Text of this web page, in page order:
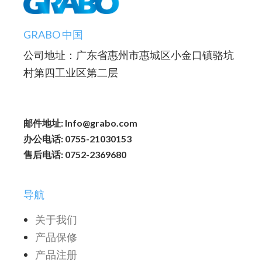
GRABO 中国
公司地址：广东省惠州市惠城区小金口镇骆坑
村第四工业区第二层
邮件地址: Info@grabo.com
办公电话: 0755-21030153
售后电话: 0752-2369680
导航
关于我们
产品保修
产品注册